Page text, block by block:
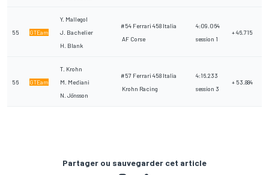
55 GTEam
Y. Mallegol
J. Bachelier
H. Blank
#54 Ferrari 458 Italia
AF Corse
4:09.064
session 1
+ 46.715
56 GTEam
T. Krohn
M. Mediani
N. Jönsson
#57 Ferrari 458 Italia
Krohn Racing
4:16.233
session 3
+ 53.884
Partager ou sauvegarder cet article